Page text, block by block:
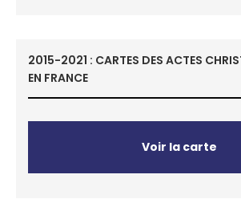
2015-2021 : CARTES DES ACTES
EN FRANCE
Voir la carte